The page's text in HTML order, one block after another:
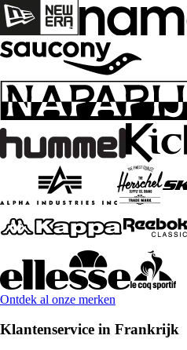
Ontdek al onze merken
Klantenservice in Frankrijk